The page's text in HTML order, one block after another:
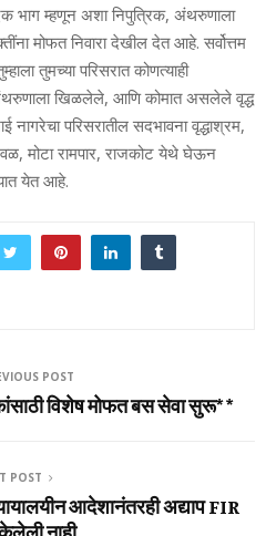
भाग म्हणून अशा निपुत्रिक, अंथरुणाला
मोफत निवारा देखील देत आहे. सर्वोत्तम
तुमच्या परिसरात कोणत्याही
अंथरुणाला खिळलेले, आणि कोमात असलेले वृद्ध
नागरेचा परिसरातील सदभावना वृद्धाश्रम,
मोटा रामपार, राजकोट येथे घेऊन
येत आहे.
POST
विशेष मोफत बस सेवा सुरू* *
POST
आदेशानंतरही अद्याप FIR